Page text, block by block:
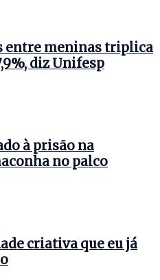
entre meninas triplica
diz Unifesp
à prisão na
no palco
criativa que eu já